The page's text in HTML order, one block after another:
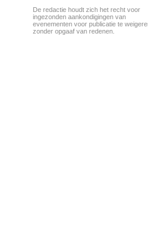
De redactie houdt zich het recht voor
ingezonden aankondigingen van
evenementen voor publicatie te
zonder opgaaf van redenen.